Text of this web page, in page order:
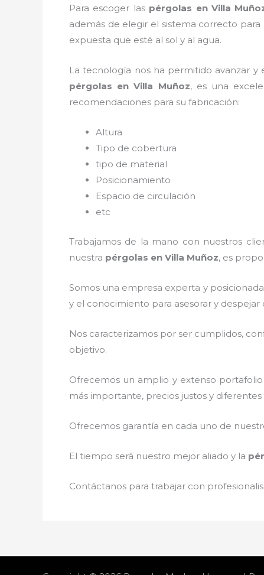
Para escoger las pérgolas en Villa
además de elegir el sistema correcto
expuesta que esté al sol y al agua.
La tecnología nos ha permitido avanzar y
pérgolas en Villa Muñoz, es una
recomendaciones para su fabricación:
Altura
Tipo de cobertura
tipo de material
Posicionamiento
Espacio de circulación
etc
Trabajamos de la mano con nuestros
nuestra pérgolas en Villa Muñoz, es
Somos una empresa experta y
y el conocimiento para asesorar y
Nos caracterizamos por ser cumplidos,
objetivo.
Ofrecemos un amplio y extenso portafolio
más importante, precios justos y
Ofrecemos garantía en cada uno de
El tiempo será nuestro mejor aliado y la
Contáctanos para trabajar con